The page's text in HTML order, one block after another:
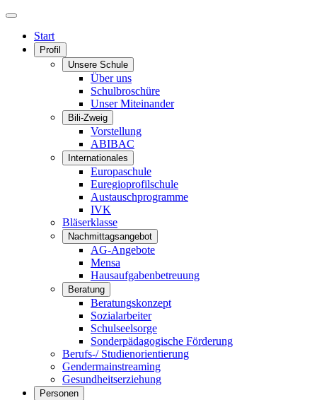
Start
Profil
Unsere Schule
Über uns
Schulbroschüre
Unser Miteinander
Bili-Zweig
Vorstellung
ABIBAC
Internationales
Europaschule
Euregioprofilschule
Austauschprogramme
IVK
Bläserklasse
Nachmittagsangebot
AG-Angebote
Mensa
Hausaufgabenbetreuung
Beratung
Beratungskonzept
Sozialarbeiter
Schulseelsorge
Sonderpädagogische Förderung
Berufs-/ Studienorientierung
Gendermainstreaming
Gesundheitserziehung
Personen